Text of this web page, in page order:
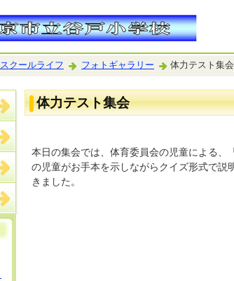
スクールライフ フォトギャラリー 体力テスト集会
体力テスト集会
本日の集会では、体育委員会の児童による
の児童がお手本を示しながらクイズ形式で
きました。